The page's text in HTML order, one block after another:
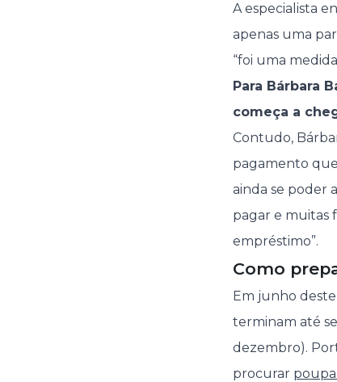
A especialista
apenas uma
“foi uma
Para Bárbara
começa a
Contudo,
pagamento que
ainda se poder
pagar e muitas
empréstimo”.
Como
Em junho deste
terminam até
dezembro).
procurar